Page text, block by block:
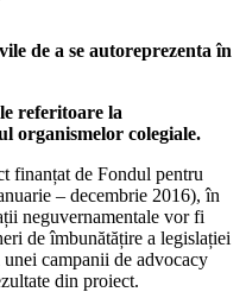
de a se autoreprezenta în
referitoare la
organismelor colegiale.
finanțat de Fondul pentru
– decembrie 2016), în
neguvernamentale vor fi
de îmbunătățire a legislației
campanii de advocacy
din proiect.